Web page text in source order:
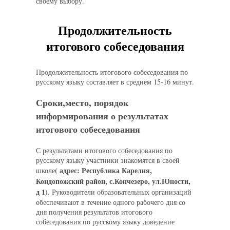
Продолжительность
итогового собеседования
Продолжительность итогового собеседования по
русскому языку составляет в среднем 15-16 минут.
Сроки,место, порядок
информирования о результатах
итогового собеседования
С результатами итогового собеседования по
русскому языку участники знакомятся в своей
школе( адрес: Республика Карелия,
Кондопожский район, с.Кончезеро, ул.Юности,
д 1). Руководители образовательных организаций
обеспечивают в течение одного рабочего дня со
дня получения результатов итогового
собеседования по русскому языку доведение